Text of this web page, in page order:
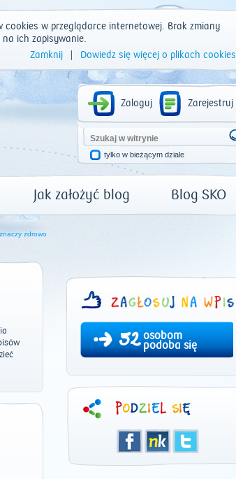
w przeglądarce internetowej. Brak zmiany
ich zapisywanie.
Zamknij
Dowiedz się więcej o plikach cookies
Zaloguj Zarejestruj
tylko w bieżącym dziale
Jak założyć blog Blog SKO
zdrowo
52osobom
podoba się